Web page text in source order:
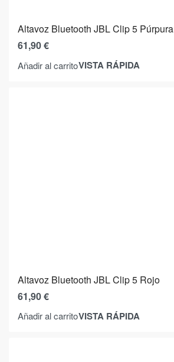
Altavoz Bluetooth JBL Clip 5 Púrpura
61,90€
Añadir al carritoVISTA RÁPIDA
Altavoz Bluetooth JBL Clip 5 Rojo
61,90€
Añadir al carritoVISTA RÁPIDA